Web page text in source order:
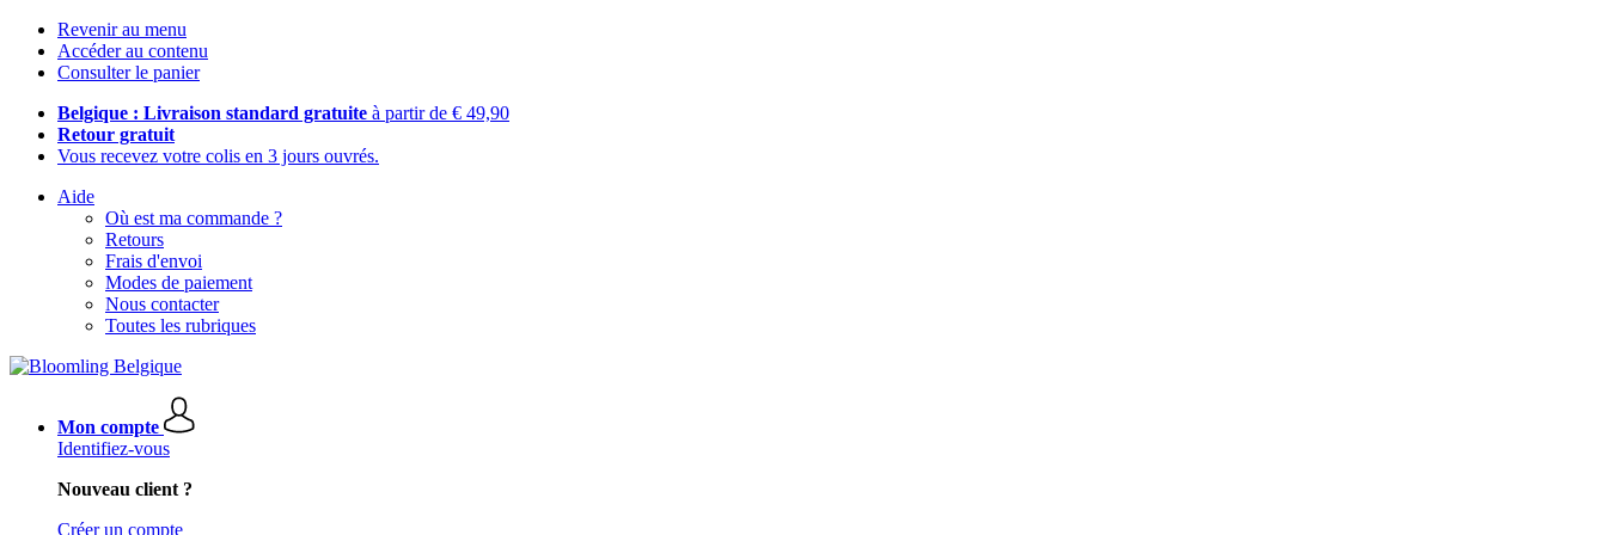
Revenir au menu
Accéder au contenu
Consulter le panier
Belgique : Livraison standard gratuite à partir de € 49,90
Retour gratuit
Vous recevez votre colis en 3 jours ouvrés.
Aide
Où est ma commande ?
Retours
Frais d'envoi
Modes de paiement
Nous contacter
Toutes les rubriques
Mon compte
Identifiez-vous
Nouveau client ?
Créer un compte